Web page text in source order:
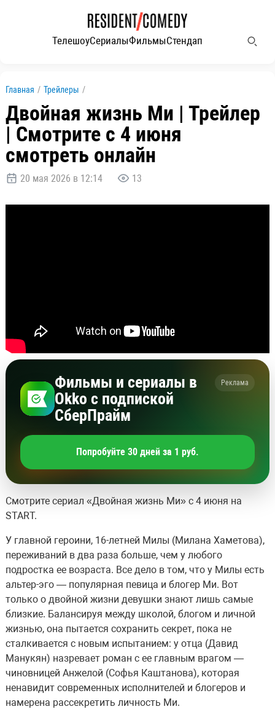
ТелешоуСериалыФильмыСтендап
Главная / Трейлеры /
Двойная жизнь Ми | Трейлер
| Смотрите с 4 июня
смотреть онлайн
20 мая 2026 в 12:14 13
Фильмы и сериалы в
Okko с подпиской
СберПрайм
Реклама
Попробуйте 30 дней за 1 руб.
Смотрите сериал «Двойная жизнь Ми» с 4 июня на
START.
У главной героини, 16-летней Милы (Милана Хаметова),
переживаний в два раза больше, чем у любого
подростка ее возраста. Все дело в том, что у Милы есть
альтер-эго — популярная певица и блогер Ми. Вот
только о двойной жизни девушки знают лишь самые
близкие. Балансируя между школой, блогом и личной
жизнью, она пытается сохранить секрет, пока не
сталкивается с новым испытанием: у отца (Давид
Манукян) назревает роман с ее главным врагом —
чиновницей Анжелой (Софья Каштанова), которая
ненавидит современных исполнителей и блогеров и
намерена рассекретить личность Ми.